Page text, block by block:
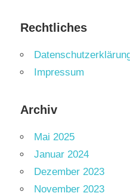
Rechtliches
Impressum
Archiv
Mai 2025
Januar 2024
Dezember 2023
November 2023